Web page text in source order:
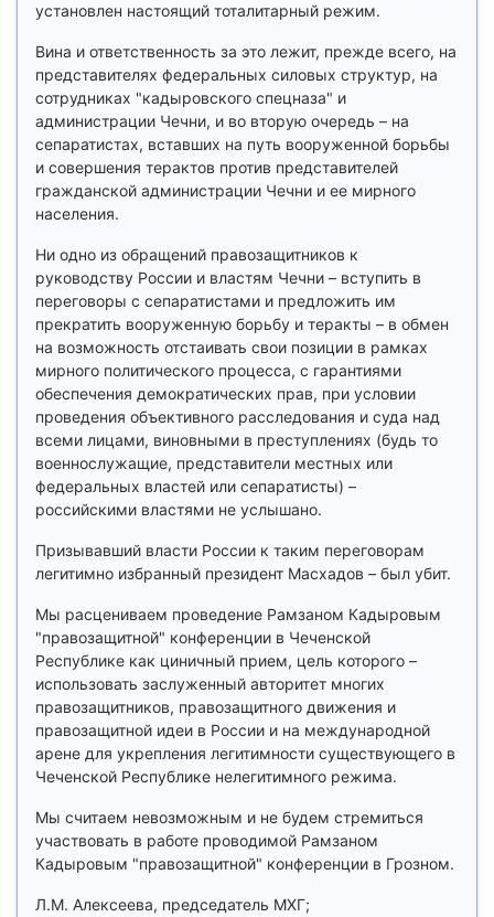
установлен настоящий тоталитарный режим.
Вина и ответственность за это лежит, прежде всего, на
представителях федеральных силовых структур, на
сотрудниках "кадыровского спецназа" и
администрации Чечни, и во вторую очередь – на
сепаратистах, вставших на путь вооруженной борьбы
и совершения терактов против представителей
гражданской администрации Чечни и ее мирного
населения.
Ни одно из обращений правозащитников к
руководству России и властям Чечни – вступить в
переговоры с сепаратистами и предложить им
прекратить вооруженную борьбу и теракты – в обмен
на возможность отстаивать свои позиции в рамках
мирного политического процесса, с гарантиями
обеспечения демократических прав, при условии
проведения объективного расследования и суда над
всеми лицами, виновными в преступлениях (будь то
военнослужащие, представители местных или
федеральных властей или сепаратисты) –
российскими властями не услышано.
Призывавший власти России к таким переговорам
легитимно избранный президент Масхадов – был убит.
Мы расцениваем проведение Рамзаном Кадыровым
"правозащитной" конференции в Чеченской
Республике как циничный прием, цель которого –
использовать заслуженный авторитет многих
правозащитников, правозащитного движения и
правозащитной идеи в России и на международной
арене для укрепления легитимности существующего в
Чеченской Республике нелегитимного режима.
Мы считаем невозможным и не будем стремиться
участвовать в работе проводимой Рамзаном
Кадыровым "правозащитной" конференции в Грозном.
Л.М. Алексеева, председатель МХГ;